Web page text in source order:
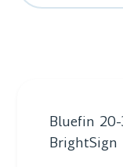
Bluefin